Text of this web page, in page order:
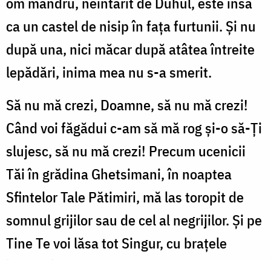
ca un castel de nisip în fața furtunii. Și nu
după una, nici măcar după atâtea întreite
lepădări, inima mea nu s-a smerit.
Să nu mă crezi, Doamne, să nu mă crezi!
Când voi făgădui c-am să mă rog și-o să-Ți
slujesc, să nu mă crezi! Precum ucenicii
Tăi în grădina Ghetsimani, în noaptea
Sfintelor Tale Pătimiri, mă las toropit de
somnul grijilor sau de cel al negrijilor. Și pe
Tine Te voi lăsa tot Singur, cu brațele